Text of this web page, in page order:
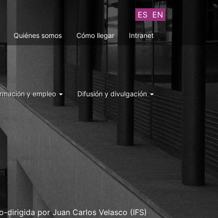
ES EN
Quiénes somos Cómo llegar Intranet
y empleo Difusión y divulgación
por Juan Carlos Velasco (IFS)